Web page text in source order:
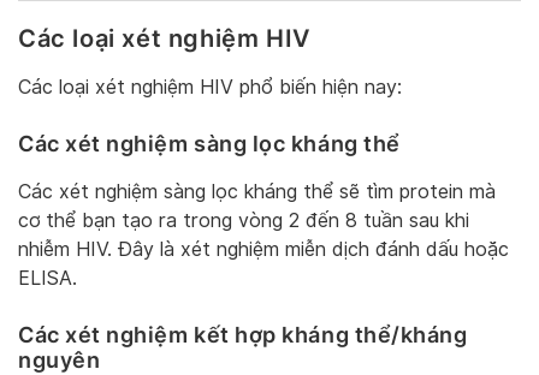
Các loại xét nghiệm HIV
Các loại xét nghiệm HIV phổ biến hiện nay:
Các xét nghiệm sàng lọc kháng thể
Các xét nghiệm sàng lọc kháng thể sẽ tìm protein mà
cơ thể bạn tạo ra trong vòng 2 đến 8 tuần sau khi
nhiễm HIV. Đây là xét nghiệm miễn dịch đánh dấu hoặc
ELISA.
Các xét nghiệm kết hợp kháng thể/kháng
nguyên